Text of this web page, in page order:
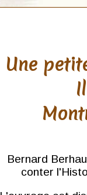
Une
Bernard
conter